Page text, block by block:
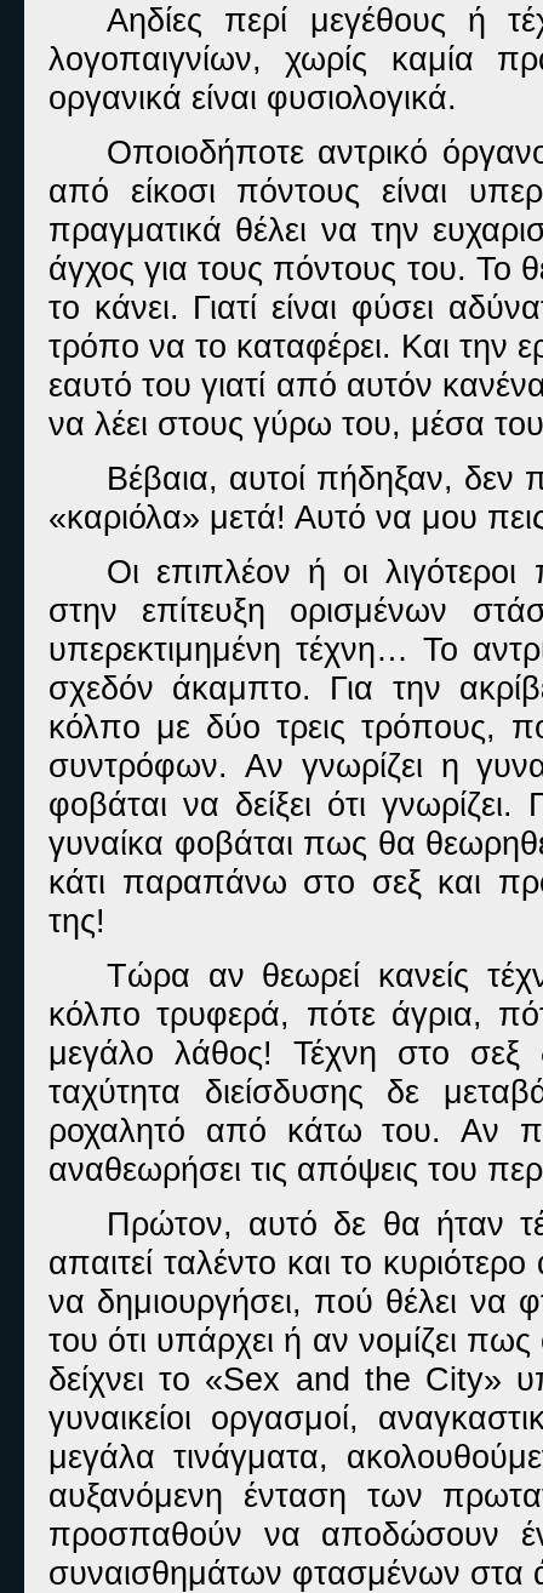
Αηδίες περί μεγέθους ή
λογοπαιγνίων, χωρίς καμία
οργανικά είναι φυσιολογικά.
Οποιοδήποτε αντρικό
από είκοσι πόντους είναι
πραγματικά θέλει να την
άγχος για τους πόντους του. Το
το κάνει. Γιατί είναι φύσει
τρόπο να το καταφέρει. Και την
εαυτό του γιατί από αυτόν
να λέει στους γύρω του, μέσα του
Βέβαια, αυτοί πήδηξαν, δεν
«καριόλα» μετά! Αυτό να μου
Οι επιπλέον ή οι
στην επίτευξη ορισμένων
υπερεκτιμημένη τέχνη… Το
σχεδόν άκαμπτο. Για την
κόλπο με δύο τρεις τρόπους,
συντρόφων. Αν γνωρίζει η
φοβάται να δείξει ότι
γυναίκα φοβάται πως θα
κάτι παραπάνω στο σεξ και
της!
Τώρα αν θεωρεί κανείς
κόλπο τρυφερά, πότε άγρια,
μεγάλο λάθος! Τέχνη στο
ταχύτητα διείσδυσης δε
ροχαλητό από κάτω του. Αν
αναθεωρήσει τις απόψεις του
Πρώτον, αυτό δε θα ήταν
απαιτεί ταλέντο και το
να δημιουργήσει, πού θέλει να
του ότι υπάρχει ή αν νομίζει
δείχνει το «Sex and the City»
γυναικείοι οργασμοί,
μεγάλα τινάγματα,
αυξανόμενη ένταση των
προσπαθούν να αποδώσουν
συναισθημάτων φτασμένων στα